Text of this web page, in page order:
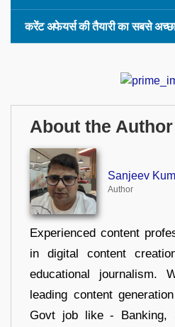
करेंट अफेयर्स की तैयारी का सबसे
About the Author
Sanjeev
Author
Experienced content
in digital content
educational journalism.
leading content
Govt job like - Banking,